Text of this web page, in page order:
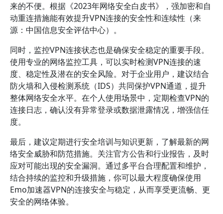
来的不便。根据《2023年网络安全白皮书》，强加密和自
动重连措施能有效提升VPN连接的安全性和连续性（来
源：中国信息安全评估中心）。
同时，监控VPN连接状态也是确保安全稳定的重要手段。
使用专业的网络监控工具，可以实时检测VPN连接的速
度、稳定性及潜在的安全风险。对于企业用户，建议结合
防火墙和入侵检测系统（IDS）共同保护VPN通道，提升
整体网络安全水平。在个人使用场景中，定期检查VPN的
连接日志，确认没有异常登录或数据泄露情况，增强信任
度。
最后，建议定期进行安全培训与知识更新，了解最新的网
络安全威胁和防范措施。关注官方公告和行业报告，及时
应对可能出现的安全漏洞。通过多平台合理配置和维护，
结合持续的监控和升级措施，你可以最大程度确保使用
Emo加速器VPN的连接安全与稳定，从而享受更流畅、更
安全的网络体验。